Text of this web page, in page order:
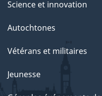
Science et innovation
Autochtones
Vétérans et militaires
Jeunesse